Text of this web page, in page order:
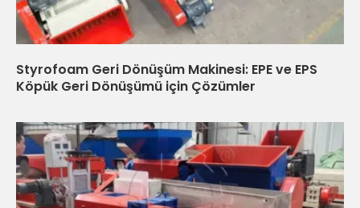
Styrofoam Geri Dönüşüm Makinesi: EPE ve EPS
Köpük Geri Dönüşümü için Çözümler